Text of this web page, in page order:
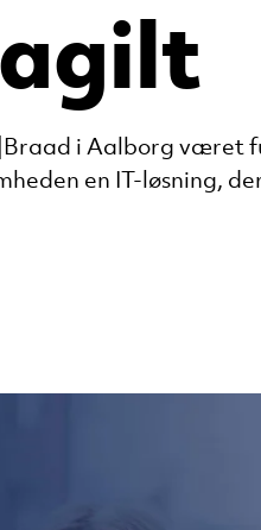
agilt
i Aalborg været
en IT-løsning,